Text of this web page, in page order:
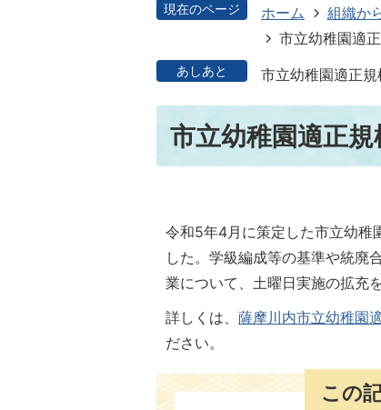
現在のページ ホーム 組織か
市立幼稚園適
あしあと 市立幼稚園適正
市立幼稚園適正
令和5年4月に策定した市立幼稚
した。学級編成等の基準や統廃
業について、土曜日実施の拡充
詳しくは、 薩摩川内市立幼稚園
ださい。
この